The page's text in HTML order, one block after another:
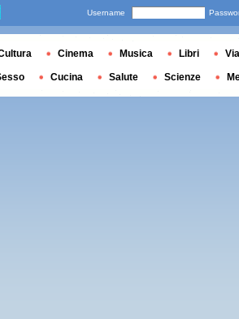
Username
Cinema Musica Libri
Cucina Salute Scienze